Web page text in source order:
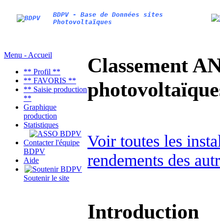
BDPV - Base de Données sites
Photovoltaïques
Menu - Accueil
** Profil **
** FAVORIS **
** Saisie production
**
Graphique
production
Statistiques
Contacter l'équipe
BDPV
Aide
Soutenir le site
Classement
Voir toutes les
rendements des
Introduction